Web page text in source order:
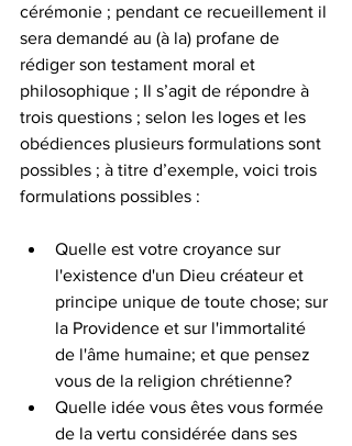
cérémonie ; pendant ce recueillement il
sera demandé au (à la) profane de
rédiger son testament moral et
philosophique ; Il s’agit de répondre à
trois questions ; selon les loges et les
obédiences plusieurs formulations sont
possibles ; à titre d’exemple, voici trois
formulations possibles :
Quelle est votre croyance sur
l'existence d'un Dieu créateur et
principe unique de toute chose; sur
la Providence et sur l'immortalité
de l'âme humaine; et que pensez
vous de la religion chrétienne?
Quelle idée vous êtes vous formée
de la vertu considérée dans ses